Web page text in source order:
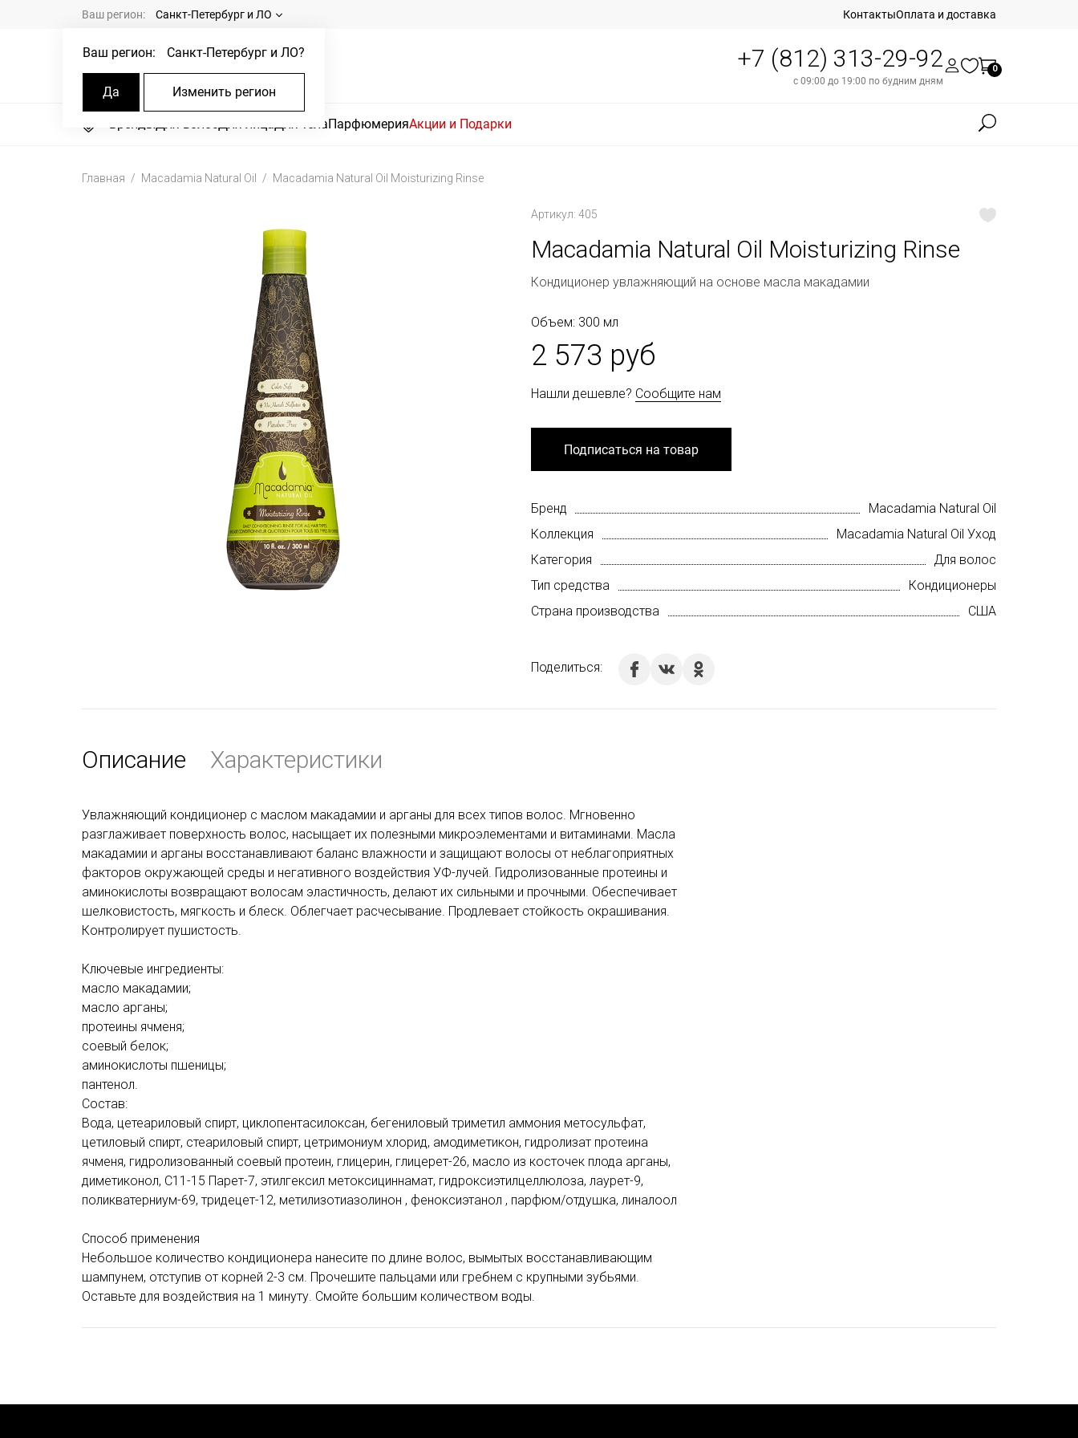
Ваш регион: Санкт-Петербург и ЛО
Ваш регион: Санкт-Петербург и ЛО?
Да Изменить регион
КонтактыОплата и доставка
+7 (812) 313-29-92
с 09:00 до 19:00 по будним дням
0
БрендыДля волосДля лицаДля телаПарфюмерияАкции и Подарки
Главная Macadamia Natural Oil Macadamia Natural Oil Moisturizing Rinse
Артикул: 405
Macadamia Natural Oil Moisturizing Rinse
Кондиционер увлажняющий на основе масла макадамии
Объем: 300 мл
2 573 руб
Нашли дешевле? Сообщите нам
Подписаться на товар
Бренд
Macadamia Natural Oil
Коллекция
Macadamia Natural Oil Уход
Категория
Для волос
Тип средства
Кондиционеры
Страна производства
США
Поделиться:
Описание Характеристики
Увлажняющий кондиционер с маслом макадамии и арганы для всех типов волос. Мгновенно
разглаживает поверхность волос, насыщает их полезными микроэлементами и витаминами. Масла
макадамии и арганы восстанавливают баланс влажности и защищают волосы от неблагоприятных
факторов окружающей среды и негативного воздействия УФ-лучей. Гидролизованные протеины и
аминокислоты возвращают волосам эластичность, делают их сильными и прочными. Обеспечивает
шелковистость, мягкость и блеск. Облегчает расчесывание. Продлевает стойкость окрашивания.
Контролирует пушистость.
Ключевые ингредиенты:
масло макадамии;
масло арганы;
протеины ячменя;
соевый белок;
аминокислоты пшеницы;
пантенол.
Состав:
Вода, цетеариловый спирт, циклопентасилоксан, бегениловый триметил аммония метосульфат,
цетиловый спирт, стеариловый спирт, цетримониум хлорид, амодиметикон, гидролизат протеина
ячменя, гидролизованный соевый протеин, глицерин, глицерет-26, масло из косточек плода арганы,
диметиконол, С11-15 Парет-7, этилгексил метоксициннамат, гидроксиэтилцеллюлоза, лаурет-9,
поликватерниум-69, тридецет-12, метилизотиазолинон , феноксиэтанол , парфюм/отдушка, линалоол
Способ применения
Небольшое количество кондиционера нанесите по длине волос, вымытых восстанавливающим
шампунем, отступив от корней 2-3 см. Прочешите пальцами или гребнем с крупными зубьями.
Оставьте для воздействия на 1 минуту. Смойте большим количеством воды.